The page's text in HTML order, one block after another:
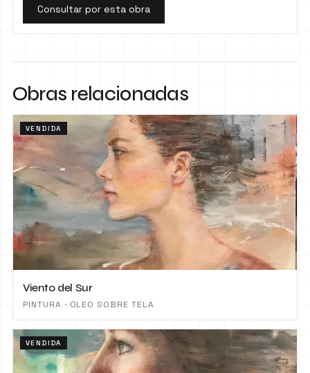
Consultar por esta obra
Obras relacionadas
VENDIDA
Viento del Sur
PINTURA · ÓLEO SOBRE TELA
VENDIDA